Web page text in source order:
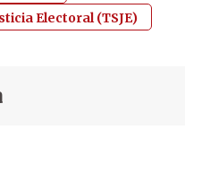
Electoral (TSJE)